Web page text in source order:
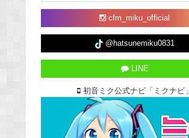
cfm_miku_official
@hatsunemiku0831
LINE
初音ミク公式ナビ「ミクナビ」